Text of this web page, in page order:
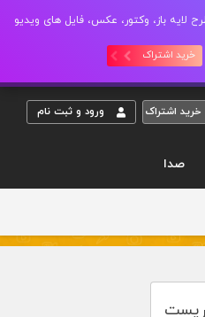
خرید اشتراک ماهیانه تا 600 طرح لایه باز، وکتور، عکس، فایل های ویدیو
خرید اشتراک
خريد اشتراک ورود و ثبت نام
صدا